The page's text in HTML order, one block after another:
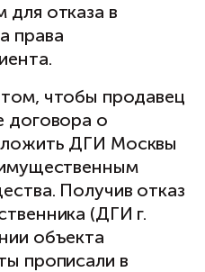
отказа в
права
чтобы продавец
договора о
ДГИ Москвы
Получив отказ
(ДГИ г.
объекта
прописали в